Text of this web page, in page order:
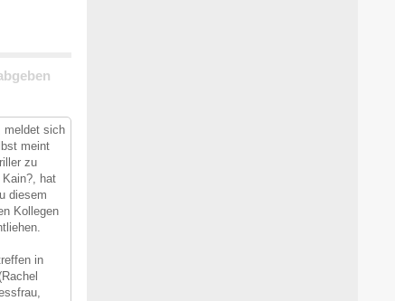
meldet sich
meint
zu
hat
diesem
Kollegen
in